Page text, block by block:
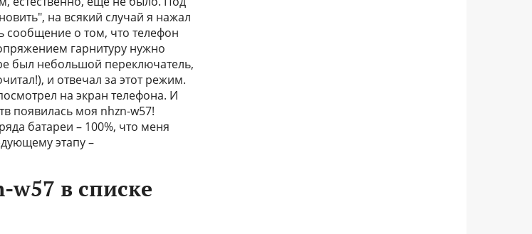
на всякий случай я нажал
сообщение о том, что телефон
гарнитуру нужно
был небольшой переключатель,
и отвечал за этот режим.
на экран телефона. И
появилась моя nhzn-w57!
батареи – 100%, что меня
этапу –
в списке